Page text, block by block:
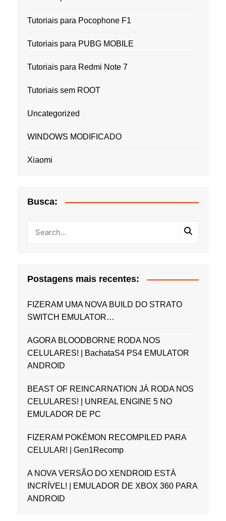
Tutoriais para Pocophone F1
Tutoriais para PUBG MOBILE
Tutoriais para Redmi Note 7
Tutoriais sem ROOT
Uncategorized
WINDOWS MODIFICADO
Xiaomi
Busca:
Postagens mais recentes:
FIZERAM UMA NOVA BUILD DO STRATO
SWITCH EMULATOR…
AGORA BLOODBORNE RODA NOS
CELULARES! | BachataS4 PS4 EMULATOR
ANDROID
BEAST OF REINCARNATION JÁ RODA NOS
CELULARES! | UNREAL ENGINE 5 NO
EMULADOR DE PC
FIZERAM POKÉMON RECOMPILED PARA
CELULAR! | Gen1Recomp
A NOVA VERSÃO DO XENDROID ESTÁ
INCRÍVEL! | EMULADOR DE XBOX 360 PARA
ANDROID